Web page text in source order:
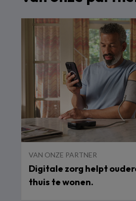
VAN ONZE PARTNER
Digitale zorg helpt
thuis te wonen.